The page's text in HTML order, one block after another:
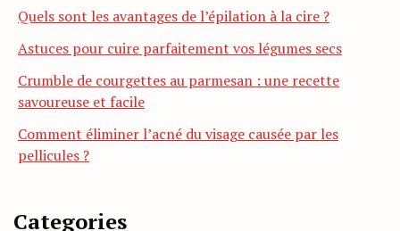
Quels sont les avantages de l’épilation à la cire ?
Astuces pour cuire parfaitement vos légumes secs
Crumble de courgettes au parmesan : une recette
savoureuse et facile
Comment éliminer l’acné du visage causée par les
pellicules ?
Categories